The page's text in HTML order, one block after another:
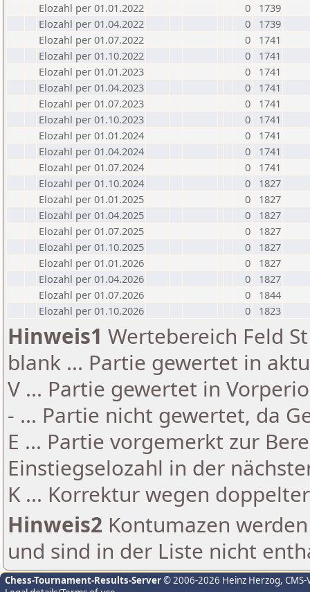
Elozahl per 01.01.2022
0
1739
Elozahl per 01.04.2022
0
1739
Elozahl per 01.07.2022
0
1741
Elozahl per 01.10.2022
0
1741
Elozahl per 01.01.2023
0
1741
Elozahl per 01.04.2023
0
1741
Elozahl per 01.07.2023
0
1741
Elozahl per 01.10.2023
0
1741
Elozahl per 01.01.2024
0
1741
Elozahl per 01.04.2024
0
1741
Elozahl per 01.07.2024
0
1741
Elozahl per 01.10.2024
0
1827
Elozahl per 01.01.2025
0
1827
Elozahl per 01.04.2025
0
1827
Elozahl per 01.07.2025
0
1827
Elozahl per 01.10.2025
0
1827
Elozahl per 01.01.2026
0
1827
Elozahl per 01.04.2026
0
1827
Elozahl per 01.07.2026
0
1844
Elozahl per 01.10.2026
0 1823
Hinweis1 Wertebereich Feld
blank ... Partie gewertet in
V ... Partie gewertet in
- ... Partie nicht gewertet, da
E ... Partie vorgemerkt zur
Einstiegselozahl in der
K ... Korrektur wegen
Hinweis2 Kontumazen
und sind in der Liste nicht
Chess-Tournament-Results-Server© 2006-2026 Heinz Herzog,